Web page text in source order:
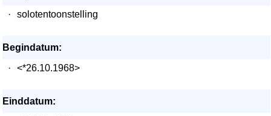
·
solotentoonstelling
Begindatum:
·
<*26.10.1968>
Einddatum: